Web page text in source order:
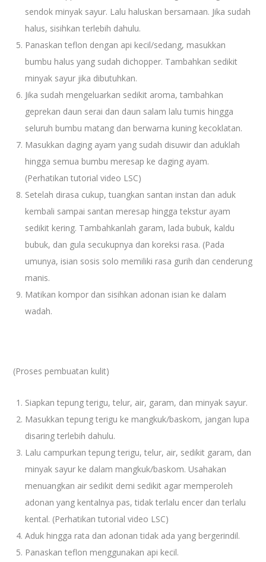
sendok minyak sayur. Lalu haluskan bersamaan. Jika sudah
halus, sisihkan terlebih dahulu.
Panaskan teflon dengan api kecil/sedang, masukkan
bumbu halus yang sudah dichopper. Tambahkan sedikit
minyak sayur jika dibutuhkan.
Jika sudah mengeluarkan sedikit aroma, tambahkan
geprekan daun serai dan daun salam lalu tumis hingga
seluruh bumbu matang dan berwarna kuning kecoklatan.
Masukkan daging ayam yang sudah disuwir dan aduklah
hingga semua bumbu meresap ke daging ayam.
(Perhatikan tutorial video LSC)
Setelah dirasa cukup, tuangkan santan instan dan aduk
kembali sampai santan meresap hingga tekstur ayam
sedikit kering. Tambahkanlah garam, lada bubuk, kaldu
bubuk, dan gula secukupnya dan koreksi rasa. (Pada
umunya, isian sosis solo memiliki rasa gurih dan cenderung
manis.
Matikan kompor dan sisihkan adonan isian ke dalam
wadah.
(Proses pembuatan kulit)
Siapkan tepung terigu, telur, air, garam, dan minyak sayur.
Masukkan tepung terigu ke mangkuk/baskom, jangan lupa
disaring terlebih dahulu.
Lalu campurkan tepung terigu, telur, air, sedikit garam, dan
minyak sayur ke dalam mangkuk/baskom. Usahakan
menuangkan air sedikit demi sedikit agar memperoleh
adonan yang kentalnya pas, tidak terlalu encer dan terlalu
kental. (Perhatikan tutorial video LSC)
Aduk hingga rata dan adonan tidak ada yang bergerindil.
Panaskan teflon menggunakan api kecil.